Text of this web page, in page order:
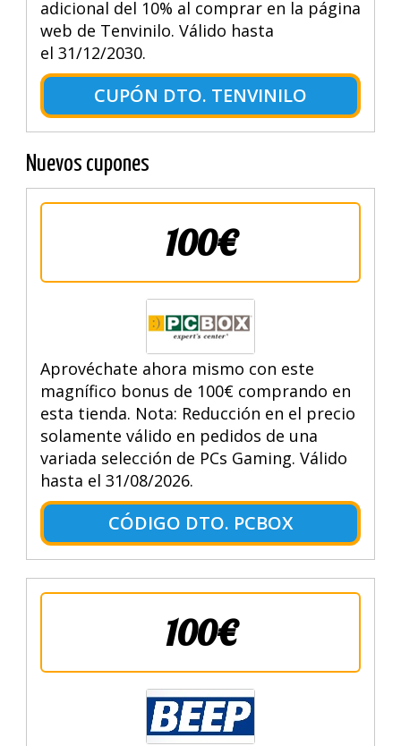
adicional del 10% al comprar en la página
web de Tenvinilo. Válido hasta
el 31/12/2030.
CUPÓN DTO. TENVINILO
Nuevos cupones
100€
Aprovéchate ahora mismo con este
magnífico bonus de 100€ comprando en
esta tienda. Nota: Reducción en el precio
solamente válido en pedidos de una
variada selección de PCs Gaming. Válido
hasta el 31/08/2026.
CÓDIGO DTO. PCBOX
100€